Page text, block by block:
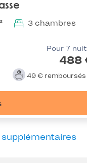
3 chambres
Pour 7
488
49 € remboursés